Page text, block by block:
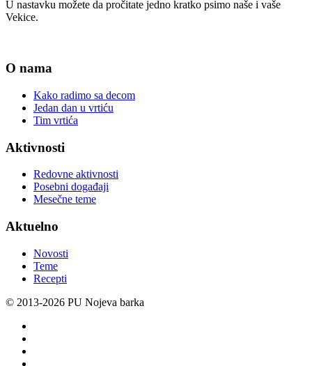
U nastavku možete da pročitate jedno kratko psimo naše i vaše
Vekice.
O nama
Kako radimo sa decom
Jedan dan u vrtiću
Tim vrtića
Aktivnosti
Redovne aktivnosti
Posebni događaji
Mesečne teme
Aktuelno
Novosti
Teme
Recepti
© 2013-2026 PU Nojeva barka